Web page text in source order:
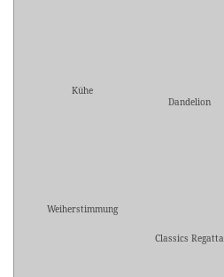
Kühe
Dandelion
Weiherstimmung
Classics Regatta